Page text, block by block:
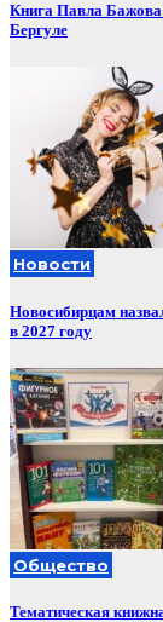
Книга Павла Бажова
Бергуле
Новости
Новосибирцам
в 2027 году
Общество
Тематическая